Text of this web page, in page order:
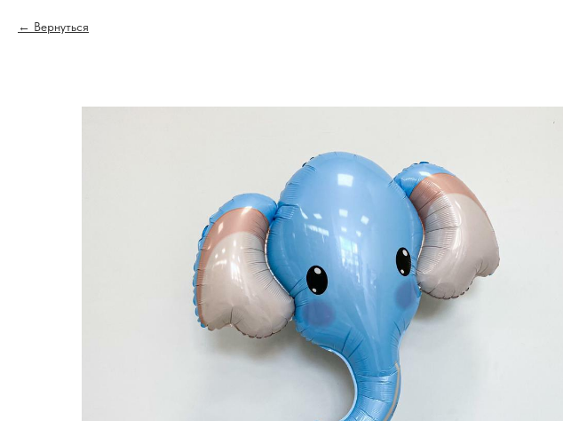
Вернуться